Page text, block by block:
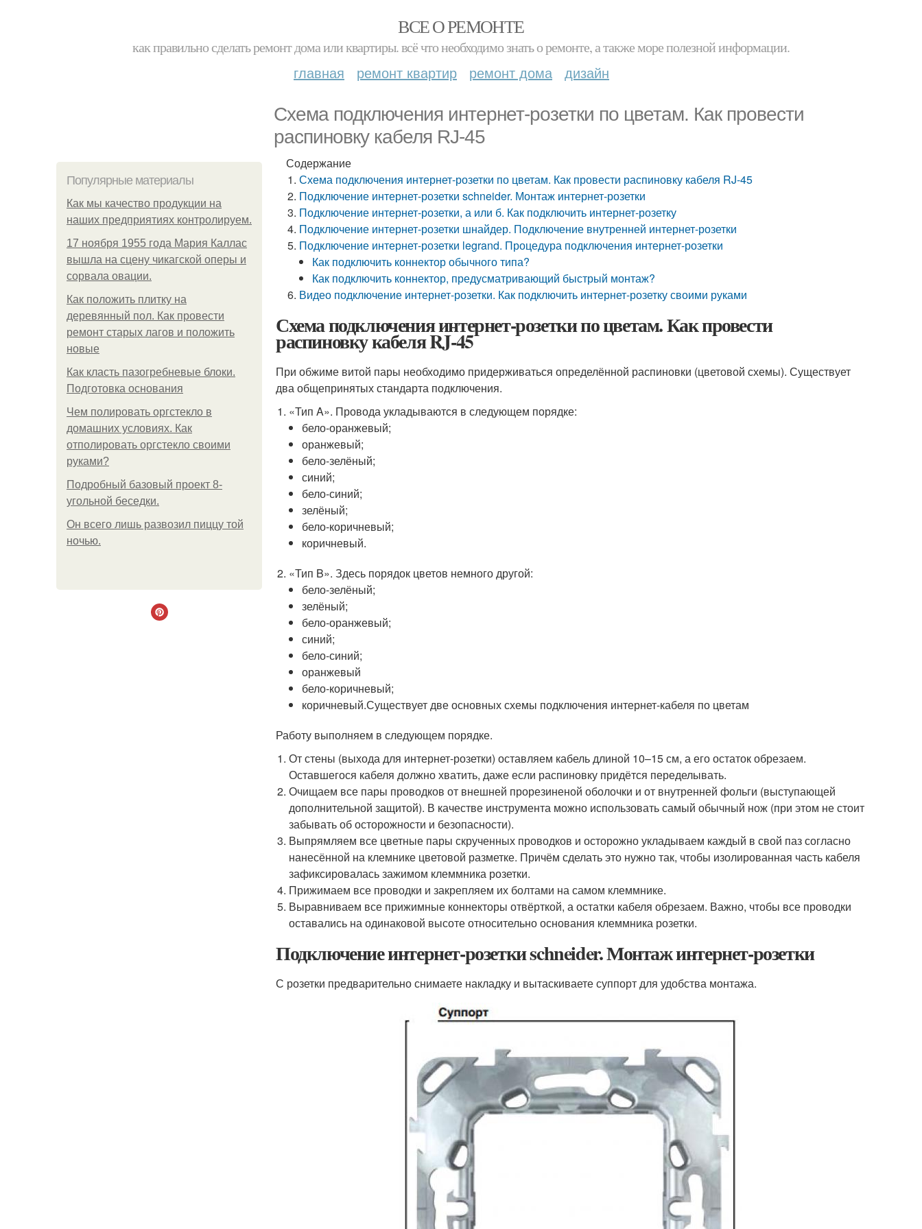
ВСЕ О РЕМОНТЕ
как правильно сделать ремонт дома или квартиры. всё что необходимо знать о ремонте, а также море полезной информации.
главная ремонт квартир ремонт дома дизайн
Схема подключения интернет-розетки по цветам. Как провести
распиновку кабеля RJ-45
Популярные материалы
Как мы качество продукции на
наших предприятиях контролируем.
17 ноября 1955 года Мария Каллас
вышла на сцену чикагской оперы и
сорвала овации.
Как положить плитку на
деревянный пол. Как провести
ремонт старых лагов и положить
новые
Как класть пазогребневые блоки.
Подготовка основания
Чем полировать оргстекло в
домашних условиях. Как
отполировать оргстекло своими
руками?
Подробный базовый проект 8-
угольной беседки.
Он всего лишь развозил пиццу той
ночью.
Содержание
Схема подключения интернет-розетки по цветам. Как провести распиновку кабеля RJ-45
Подключение интернет-розетки schneider. Монтаж интернет-розетки
Подключение интернет-розетки, а или б. Как подключить интернет-розетку
Подключение интернет-розетки шнайдер. Подключение внутренней интернет-розетки
Подключение интернет-розетки legrand. Процедура подключения интернет-розетки
Как подключить коннектор обычного типа?
Как подключить коннектор, предусматривающий быстрый монтаж?
Видео подключение интернет-розетки. Как подключить интернет-розетку своими руками
Схема подключения интернет-розетки по цветам. Как провести
распиновку кабеля RJ-45
При обжиме витой пары необходимо придерживаться определённой распиновки (цветовой схемы). Существует
два общепринятых стандарта подключения.
«Тип A». Провода укладываются в следующем порядке:
бело-оранжевый;
оранжевый;
бело-зелёный;
синий;
бело-синий;
зелёный;
бело-коричневый;
коричневый.
«Тип B». Здесь порядок цветов немного другой:
бело-зелёный;
зелёный;
бело-оранжевый;
синий;
бело-синий;
оранжевый
бело-коричневый;
коричневый.Существует две основных схемы подключения интернет-кабеля по цветам
Работу выполняем в следующем порядке.
От стены (выхода для интернет-розетки) оставляем кабель длиной 10–15 см, а его остаток обрезаем.
Оставшегося кабеля должно хватить, даже если распиновку придётся переделывать.
Очищаем все пары проводков от внешней прорезиненой оболочки и от внутренней фольги (выступающей
дополнительной защитой). В качестве инструмента можно использовать самый обычный нож (при этом не стоит
забывать об осторожности и безопасности).
Выпрямляем все цветные пары скрученных проводков и осторожно укладываем каждый в свой паз согласно
нанесённой на клемнике цветовой разметке. Причём сделать это нужно так, чтобы изолированная часть кабеля
зафиксировалась зажимом клеммника розетки.
Прижимаем все проводки и закрепляем их болтами на самом клеммнике.
Выравниваем все прижимные коннекторы отвёрткой, а остатки кабеля обрезаем. Важно, чтобы все проводки
оставались на одинаковой высоте относительно основания клеммника розетки.
Подключение интернет-розетки schneider. Монтаж интернет-розетки
С розетки предварительно снимаете накладку и вытаскиваете суппорт для удобства монтажа.